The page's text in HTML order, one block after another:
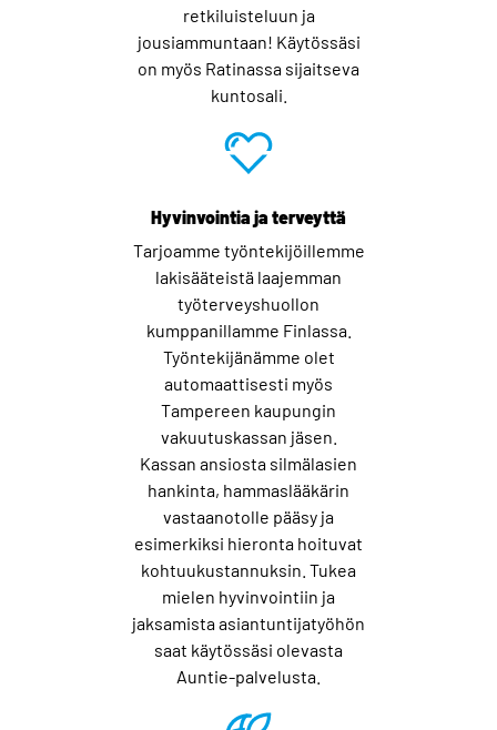
retkiluisteluun ja
jousiammuntaan! Käytössäsi
on myös Ratinassa sijaitseva
kuntosali.
Hyvinvointia ja terveyttä
Tarjoamme työntekijöillemme
lakisääteistä laajemman
työterveyshuollon
kumppanillamme Finlassa.
Työntekijänämme olet
automaattisesti myös
Tampereen kaupungin
vakuutuskassan jäsen.
Kassan ansiosta silmälasien
hankinta, hammaslääkärin
vastaanotolle pääsy ja
esimerkiksi hieronta hoituvat
kohtuukustannuksin. Tukea
mielen hyvinvointiin ja
jaksamista asiantuntijatyöhön
saat käytössäsi olevasta
Auntie-palvelusta.